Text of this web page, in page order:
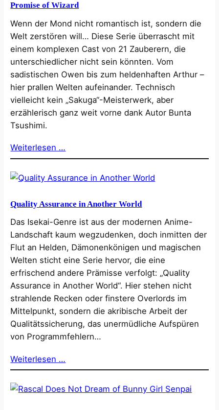
Promise of Wizard
Wenn der Mond nicht romantisch ist, sondern die
Welt zerstören will… Diese Serie überrascht mit
einem komplexen Cast von 21 Zauberern, die
unterschiedlicher nicht sein könnten. Vom
sadistischen Owen bis zum heldenhaften Arthur –
hier prallen Welten aufeinander. Technisch
vielleicht kein „Sakuga“-Meisterwerk, aber
erzählerisch ganz weit vorne dank Autor Bunta
Tsushimi.
Weiterlesen …
Quality Assurance in Another World
Das Isekai-Genre ist aus der modernen Anime-
Landschaft kaum wegzudenken, doch inmitten der
Flut an Helden, Dämonenkönigen und magischen
Welten sticht eine Serie hervor, die eine
erfrischend andere Prämisse verfolgt: „Quality
Assurance in Another World“. Hier stehen nicht
strahlende Recken oder finstere Overlords im
Mittelpunkt, sondern die akribische Arbeit der
Qualitätssicherung, das unermüdliche Aufspüren
von Programmfehlern…
Weiterlesen …